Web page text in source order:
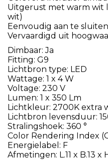
Uitgerust met warm wit
wit)
Eenvoudig aan te
Vervaardigd uit
Dimbaar: Ja
Fitting: G9
Lichtbron type: LED
Wattage: 1 x 4 W
Voltage: 230 V
Lumen: 1 x 350 Lm
Lichtkleur: 2700K extra
Lichtbron levensduur:
Stralingshoek: 360 °
Color Rendering Index
Energielabel: F
Afmetingen: L.11 x B.13 x